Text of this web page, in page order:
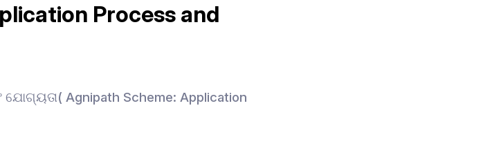
Process and
Agnipath Scheme: Application